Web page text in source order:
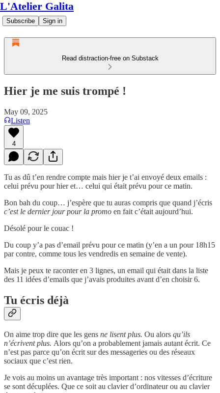
L'Atelier Galita
Subscribe Sign in
Read distraction-free on Substack
Hier je me suis trompé !
May 09, 2025
Listen
4
Tu as dû t’en rendre compte mais hier je t’ai envoyé deux emails :
celui prévu pour hier et… celui qui était prévu pour ce matin.
Bon bah du coup… j’espère que tu auras compris que quand j’écris
c’est le dernier jour pour la promo en fait c’était aujourd’hui.
Désolé pour le couac !
Du coup y’a pas d’email prévu pour ce matin (y’en a un pour 18h15
par contre, comme tous les vendredis en semaine de vente).
Mais je peux te raconter en 3 lignes, un email qui était dans la liste
des 11 idées d’emails que j’avais produites avant d’en choisir 6.
Tu écris déjà
On aime trop dire que les gens ne lisent plus. Ou alors qu’ils
n’écrivent plus. Alors qu’on a probablement jamais autant écrit. Ce
n’est pas parce qu’on écrit sur des messageries ou des réseaux
sociaux que c’est rien.
Je vois au moins un avantage très important : nos vitesses d’écriture
se sont décuplées. Que ce soit au clavier d’ordinateur ou au clavier